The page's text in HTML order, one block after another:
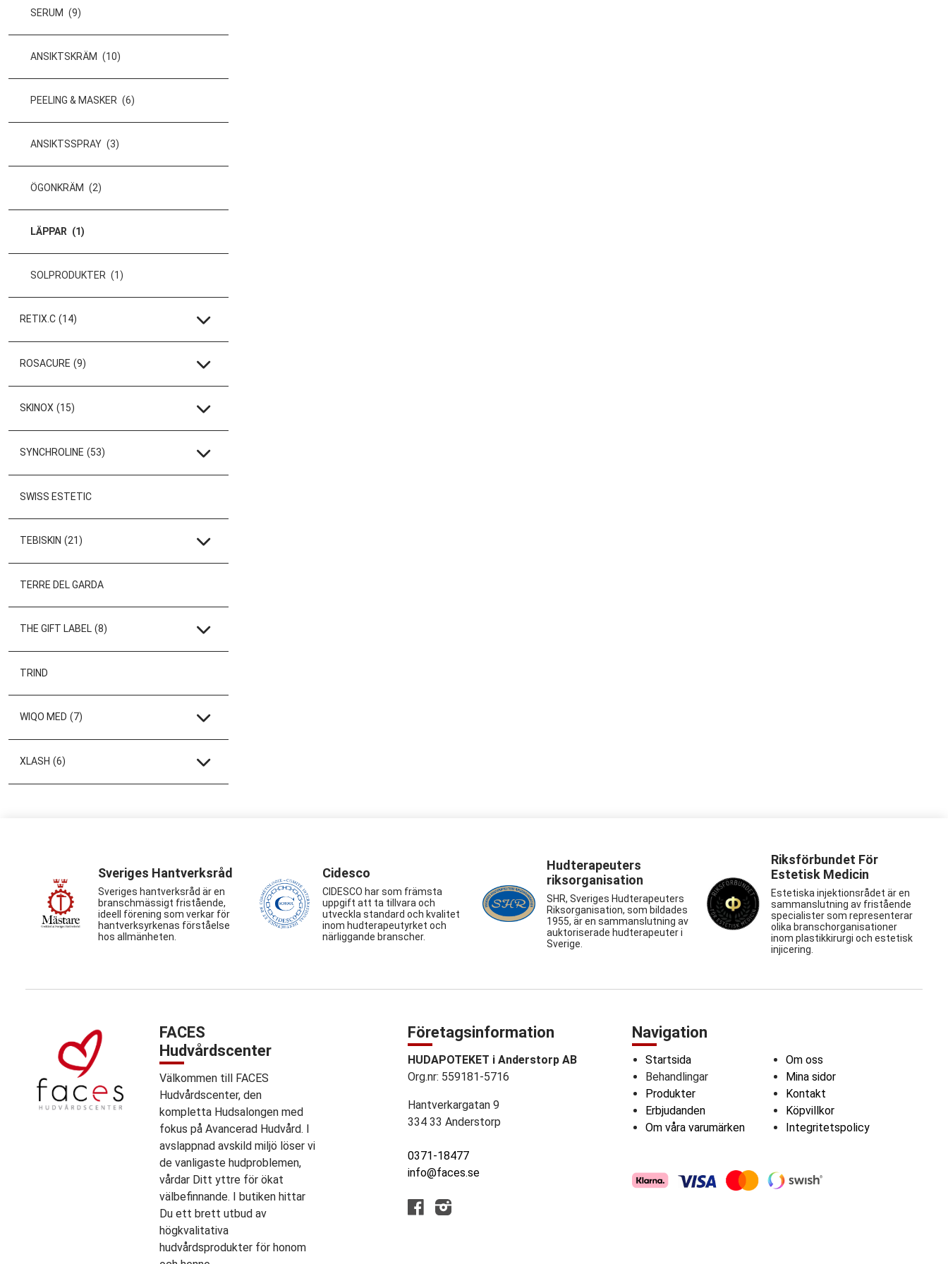
SERUM (9)
ANSIKTSKRÄM (10)
PEELING & MASKER (6)
ANSIKTSSPRAY (3)
ÖGONKRÄM (2)
LÄPPAR (1)
SOLPRODUKTER (1)
RETIX.C (14)
ROSACURE (9)
SKINOX (15)
SYNCHROLINE (53)
SWISS ESTETIC
TEBISKIN (21)
TERRE DEL GARDA
THE GIFT LABEL (8)
TRIND
WIQO MED (7)
XLASH (6)
Sveriges Hantverksråd
Sveriges hantverksråd är en
branschmässigt fristående,
ideell förening som verkar för
hantverksyrkenas förståelse
hos allmänheten.
Cidesco
CIDESCO har som främsta
uppgift att ta tillvara och
utveckla standard och kvalitet
inom hudterapeutyrket och
närliggande branscher.
Hudterapeuters
riksorganisation
SHR, Sveriges Hudterapeuters
Riksorganisation, som bildades
1955, är en sammanslutning av
auktoriserade hudterapeuter i
Sverige.
Riksförbundet För
Estetisk Medicin
Estetiska injektionsrådet är en
sammanslutning av fristående
specialister som representerar
olika branschorganisationer
inom plastikkirurgi och estetisk
injicering.
FACES
Hudvårdscenter
Välkommen till FACES
Hudvårdscenter, den
kompletta Hudsalongen med
fokus på Avancerad Hudvård. I
avslappnad avskild miljö löser vi
de vanligaste hudproblemen,
vårdar Ditt yttre för ökat
välbefinnande. I butiken hittar
Du ett brett utbud av
högkvalitativa
hudvårdsprodukter för honom
Företagsinformation
HUDAPOTEKET i Anderstorp AB
Org.nr: 559181-5716
Hantverkargatan 9
334 33 Anderstorp
0371-18477
info@faces.se
Navigation
Startsida
Behandlingar
Produkter
Erbjudanden
Om våra varumärken
Om oss
Mina sidor
Kontakt
Köpvillkor
Integritetspolicy